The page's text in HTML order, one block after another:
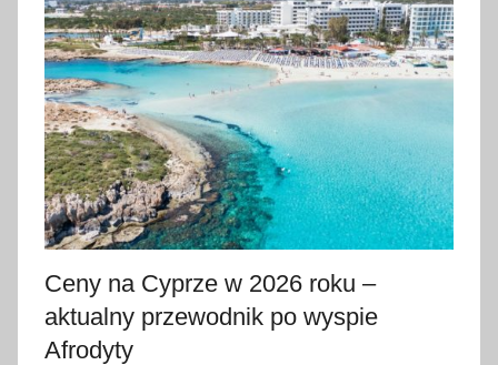
t
e
g
o
2
0
2
6
Ceny na Cyprze w 2026 roku –
aktualny przewodnik po wyspie
Afrodyty